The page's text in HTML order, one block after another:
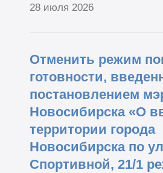
28 июля 2026
Отменить режим
готовности,
постановлением
Новосибирска «О
территории города
Новосибирска по
Спортивной, 21/1